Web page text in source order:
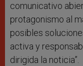
comunicativo
protagonismo al
posibles
activa y
dirigida la noticia”.